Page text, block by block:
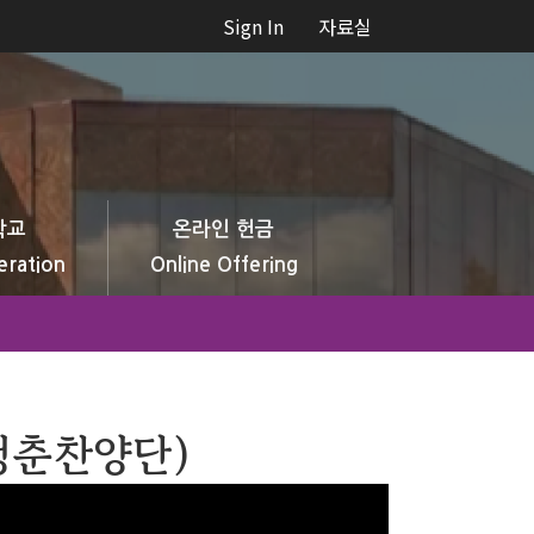
Sign In 자료실
교
온라인 헌금
Online Offering
찬양단)